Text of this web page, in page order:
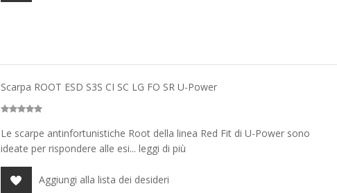
Scarpa ROOT ESD S3S CI SC LG FO SR U-Power
Le scarpe antinfortunistiche Root della linea Red Fit di U-Power sono
ideate per rispondere alle esi... leggi di più
Aggiungi alla lista dei desideri